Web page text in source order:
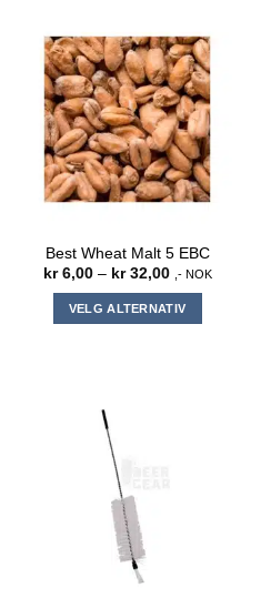
Best Wheat Malt 5 EBC
kr6,00 – kr32,00Prisområde:
til
kr 32,00
,- NOK
VELG ALTERNATIV
velges
på
produktsiden